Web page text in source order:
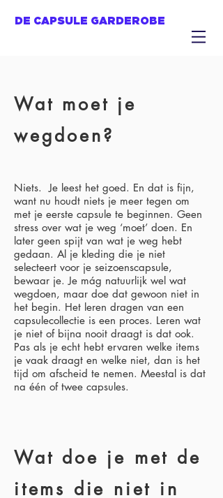
DE CAPSULE GARDEROBE
Wat moet je
wegdoen?
Niets. Je leest het goed. En dat is fijn,
want nu houdt niets je meer tegen om
met je eerste capsule te beginnen. Geen
stress over wat je weg ‘moet’ doen. En
later geen spijt van wat je weg hebt
gedaan. Al je kleding die je niet
selecteert voor je seizoenscapsule,
bewaar je. Je mág natuurlijk wel wat
wegdoen, maar doe dat gewoon niet in
het begin. Het leren dragen van een
capsulecollectie is een proces. Leren wat
je niet of bijna nooit draagt is dat ook.
Pas als je echt hebt ervaren welke items
je vaak draagt en welke niet, dan is het
tijd om afscheid te nemen. Meestal is dat
na één of twee capsules.
Wat doe je met de
items die niet in